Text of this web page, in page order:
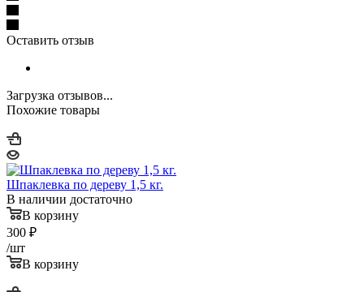
Оставить отзыв
Загрузка отзывов...
Похожие товары
Шпаклевка по дереву 1,5 кг.
В наличии достаточно
В корзину
300 ₽
/шт
В корзину